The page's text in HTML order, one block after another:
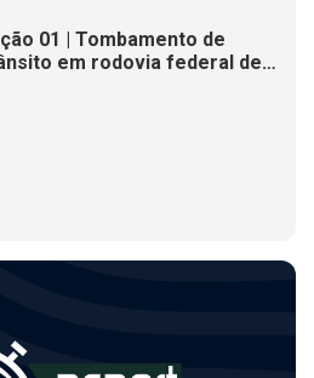
01 | Tombamento de
em rodovia federal de